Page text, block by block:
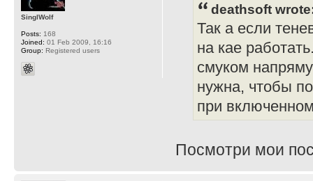
deathsoft
Так а если
на кае
смуком
нужна, чтобы
при
Посмотри мои
SinglWolf
Posts: 168
Joined: 01 Feb 2009, 16:16
Group: Registered users